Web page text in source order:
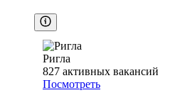
Ригла
827 активных вакансий
Посмотреть